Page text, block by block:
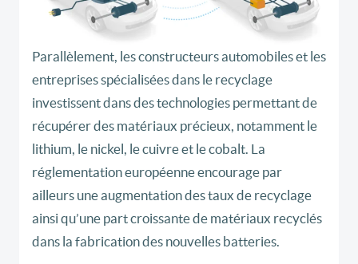
Parallèlement, les constructeurs automobiles et les
entreprises spécialisées dans le recyclage
investissent dans des technologies permettant de
récupérer des matériaux précieux, notamment le
lithium, le nickel, le cuivre et le cobalt. La
réglementation européenne encourage par
ailleurs une augmentation des taux de recyclage
ainsi qu’une part croissante de matériaux recyclés
dans la fabrication des nouvelles batteries.